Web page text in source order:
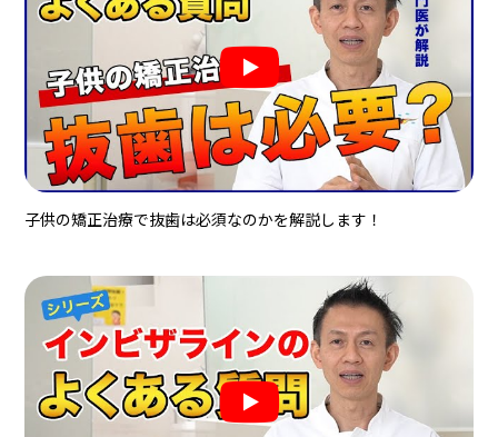
子供の矯正治療で抜歯は必須なのかを解説します！